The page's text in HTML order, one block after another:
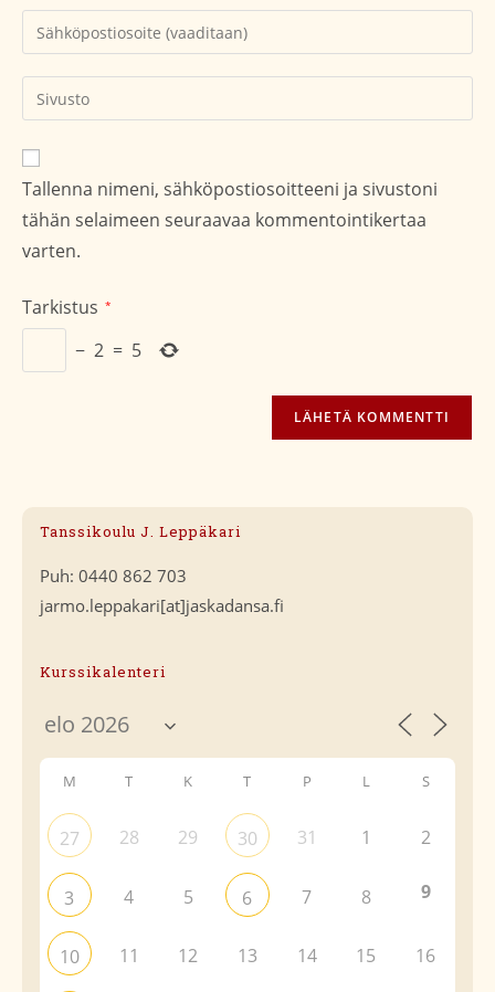
tai
käyttäjätunnuksesi
Kirjoita
sähköpostiosoitteesi
kommentoidaksesi
Kirjoita
sivustosi
verkko-
osoite/URL
(valinnainen)
Tallenna nimeni, sähköpostiosoitteeni ja sivustoni
tähän selaimeen seuraavaa kommentointikertaa
varten.
Tarkistus *
− 2 = 5
Tanssikoulu J. Leppäkari
Puh: 0440 862 703
jarmo.leppakari[at]jaskadansa.fi
Kurssikalenteri
M T K T P L S
27 28 29 30 31 1 2
3 4 5 6 7 8 9
10 11 12 13 14 15 16